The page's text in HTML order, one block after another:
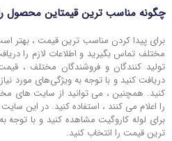
چگونه مناسب ترین قیمتاین محصول
برای پیدا کردن مناسب ترین قیمت ، بهتر
مختلف تماس بگیرید و اطلاعات لازم را
تولید کنندگان و فروشندگان مختلف ،
دریافت کنید و با توجه به ویژگی‌های مورد
کنید. همچنین ، می ‌توانید از سایت ‌های
را اعلام می ‌کنند ، استفاده کنید. در این
برای لوله کاروگیت مشاهده کنید و با توجه
ترین قیمت را انتخاب کنید.